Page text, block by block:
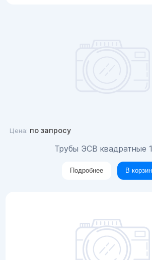
Цена: по запросу
Трубы ЭСВ квадратные
Подробнее В